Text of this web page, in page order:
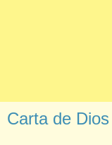
Carta de